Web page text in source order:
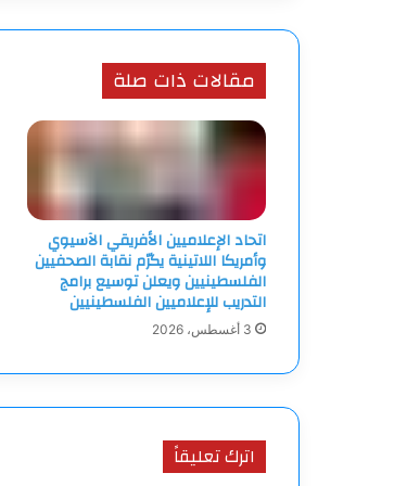
مقالات ذات صلة
اتحاد الإعلاميين الأفريقي الآسيوي
وأمريكا اللاتينية يكرّم نقابة الصحفيين
الفلسطينيين ويعلن توسيع برامج
التدريب للإعلاميين الفلسطينيين
3 أغسطس، 2026
اترك تعليقاً